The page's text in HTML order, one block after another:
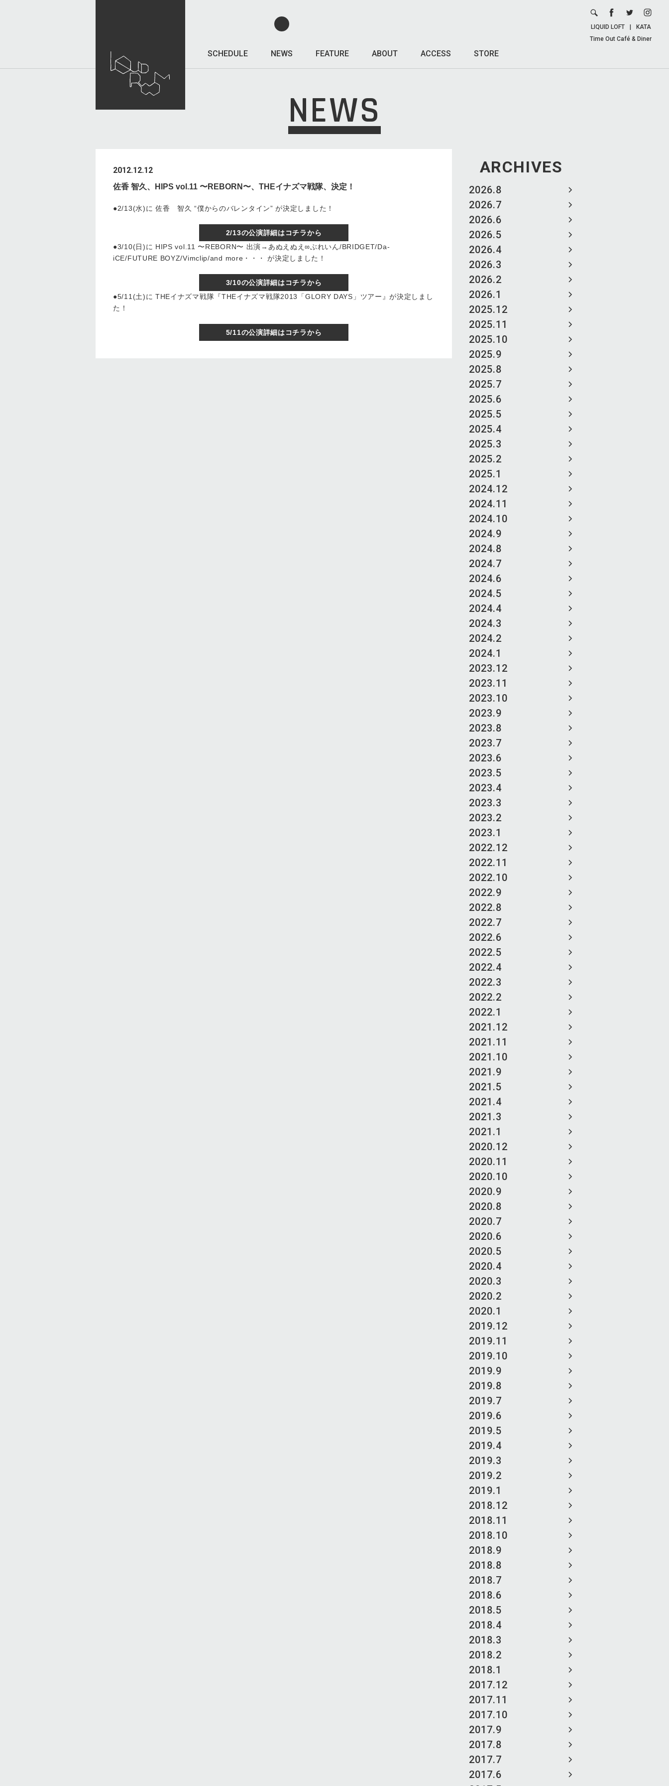
SCHEDULE NEWS FEATURE ABOUT ACCESS STORE
LIQUID LOFT
KATA
Time Out Café & Diner
NEWS
ARCHIVES
2026.8
2026.7
2026.6
2026.5
2026.4
2026.3
2026.2
2026.1
2025.12
2025.11
2025.10
2025.9
2025.8
2025.7
2025.6
2025.5
2025.4
2025.3
2025.2
2025.1
2024.12
2024.11
2024.10
2024.9
2024.8
2024.7
2024.6
2024.5
2024.4
2024.3
2024.2
2024.1
2023.12
2023.11
2023.10
2023.9
2023.8
2023.7
2023.6
2023.5
2023.4
2023.3
2023.2
2023.1
2022.12
2022.11
2022.10
2022.9
2022.8
2022.7
2022.6
2022.5
2022.4
2022.3
2022.2
2022.1
2021.12
2021.11
2021.10
2021.9
2021.5
2021.4
2021.3
2021.1
2020.12
2020.11
2020.10
2020.9
2020.8
2020.7
2020.6
2020.5
2020.4
2020.3
2020.2
2020.1
2019.12
2019.11
2019.10
2019.9
2019.8
2019.7
2019.6
2019.5
2019.4
2019.3
2019.2
2019.1
2018.12
2018.11
2018.10
2018.9
2018.8
2018.7
2018.6
2018.5
2018.4
2018.3
2018.2
2018.1
2017.12
2017.11
2017.10
2017.9
2017.8
2017.7
2017.6
2012.12.12
佐香 智久、HIPS vol.11 〜REBORN〜、THEイナズマ戦隊、決定！
●2/13(水)に 佐香 智久 “僕からのバレンタイン” が決定しました！
2/13の公演詳細はコチラから
●3/10(日)に HIPS vol.11 〜REBORN〜 出演→あぬえぬえ∞ぶれいん/BRIDGET/Da-
iCE/FUTURE BOYZ/Vimclip/and more・・・ が決定しました！
3/10の公演詳細はコチラから
●5/11(土)に THEイナズマ戦隊『THEイナズマ戦隊2013「GLORY DAYS」ツアー』が決定しまし
た！
5/11の公演詳細はコチラから